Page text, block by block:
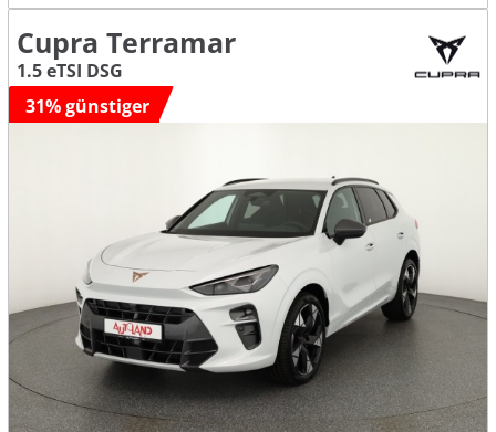
Cupra Terramar
1.5 eTSI DSG
31% günstiger